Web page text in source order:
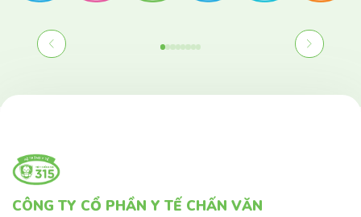
CÔNG TY CỔ PHẦN Y TẾ CHẤN VĂN